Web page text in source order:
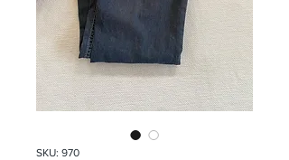
SKU: 970